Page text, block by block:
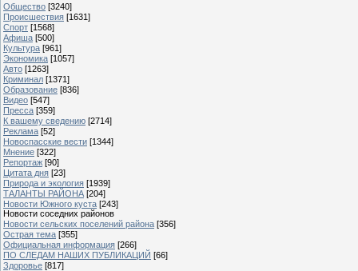
Общество [3240]
Происшествия [1631]
Спорт [1568]
Афиша [500]
Культура [961]
Экономика [1057]
Авто [1263]
Криминал [1371]
Образование [836]
Видео [547]
Пресса [359]
К вашему сведению [2714]
Реклама [52]
Новоспасские вести [1344]
Мнение [322]
Репортаж [90]
Цитата дня [23]
Природа и экология [1939]
ТАЛАНТЫ РАЙОНА [204]
Новости Южного куста [243]
Новости соседних районов
Новости сельских поселений района [356]
Острая тема [355]
Официальная информация [266]
ПО СЛЕДАМ НАШИХ ПУБЛИКАЦИЙ [66]
Здоровье [817]